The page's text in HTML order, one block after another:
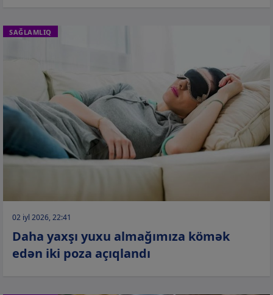
SAĞLAMLIQ
02 iyl 2026, 22:41
Daha yaxşı yuxu almağımıza kömək
edən iki poza açıqlandı